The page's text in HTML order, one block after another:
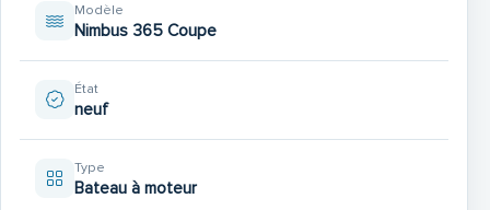
Polster Innen - beige
Modèle
Nimbus 365 Coupe
État
neuf
Type
Bateau à moteur